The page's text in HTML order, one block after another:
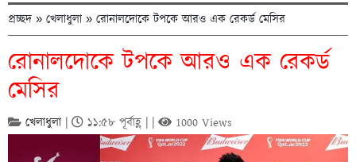
প্রচ্ছদ » খেলাধুলা » রোনালদোকে টপকে আরও এক রেকর্ড মেসির
রোনালদোকে টপকে আরও এক রেকর্ড
মেসির
খেলাধুলা | ১১:৫৮ পূর্বাহ্ণ | | 1000 Views